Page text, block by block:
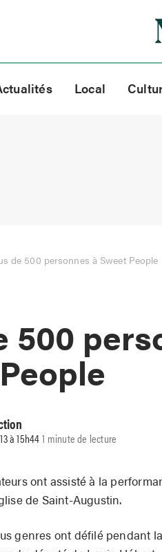
Local
de 500 personnes à Sweet People
500
à 15h441 minute de lecture
ont assisté à la
de Saint-Augustin.
genres ont défilé pendant